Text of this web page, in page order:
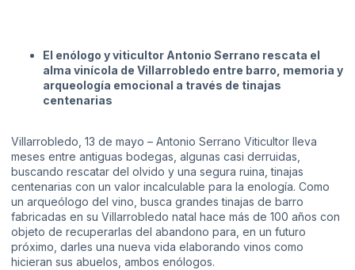
El enólogo y viticultor Antonio Serrano rescata el
alma vinícola de Villarrobledo entre barro, memoria y
arqueología emocional a través de tinajas
centenarias
Villarrobledo, 13 de mayo – Antonio Serrano Viticultor lleva
meses entre antiguas bodegas, algunas casi derruidas,
buscando rescatar del olvido y una segura ruina, tinajas
centenarias con un valor incalculable para la enología. Como
un arqueólogo del vino, busca grandes tinajas de barro
fabricadas en su Villarrobledo natal hace más de 100 años con
objeto de recuperarlas del abandono para, en un futuro
próximo, darles una nueva vida elaborando vinos como
hicieran sus abuelos, ambos enólogos.